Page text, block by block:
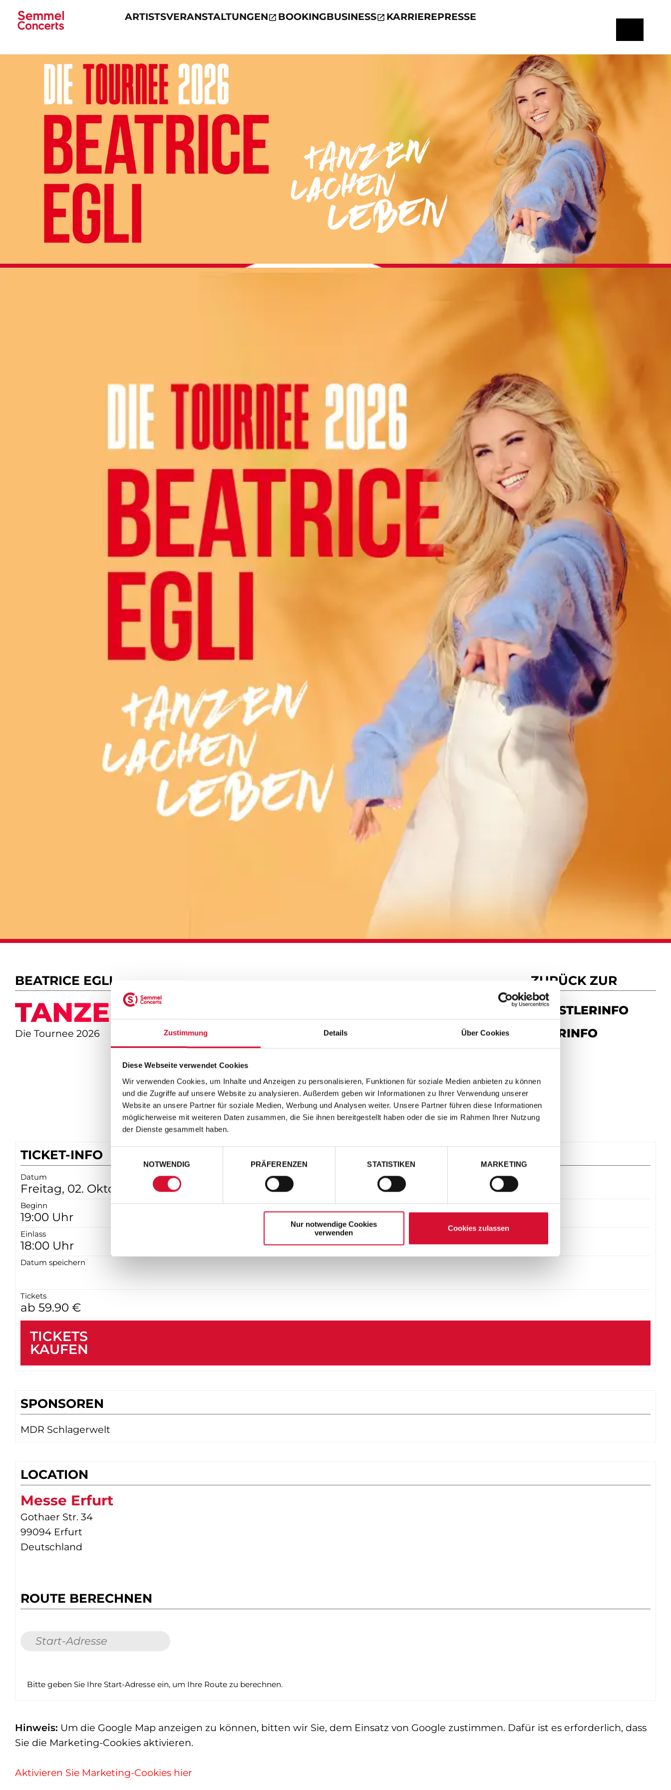
Zustimmung Details Über Cookies
Diese Webseite verwendet Cookies
Wir verwenden Cookies, um Inhalte und Anzeigen zu personalisieren, Funktionen für soziale Medien anbieten zu können
und die Zugriffe auf unsere Website zu analysieren. Außerdem geben wir Informationen zu Ihrer Verwendung unserer
Website an unsere Partner für soziale Medien, Werbung und Analysen weiter. Unsere Partner führen diese Informationen
möglicherweise mit weiteren Daten zusammen, die Sie ihnen bereitgestellt haben oder die sie im Rahmen Ihrer Nutzung
der Dienste gesammelt haben.
NOTWENDIG
PRÄFERENZEN STATISTIKEN MARKETING
Nur notwendige Cookies
verwenden
Cookies zulassen
ARTISTSVERANSTALTUNGEN BOOKINGBUSINESS KARRIEREPRESSE
BEATRICE EGLI
TANZEN - LACHEN - LEBEN
Die Tournee 2026
ZURÜCK ZUR
KÜNSTLERINFO
TOURINFO
TICKET-INFO
Datum
Freitag, 02. Oktober 2026
Beginn
19:00 Uhr
Einlass
18:00 Uhr
Datum speichern
Tickets
ab 59.90 €
TICKETS
KAUFEN
SPONSOREN
MDR Schlagerwelt
LOCATION
Messe Erfurt
Gothaer Str. 34
99094 Erfurt
Deutschland
ROUTE BERECHNEN
Bitte geben Sie Ihre Start-Adresse ein, um Ihre Route zu berechnen.
Hinweis: Um die Google Map anzeigen zu können, bitten wir Sie, dem Einsatz von Google zustimmen. Dafür ist es erforderlich, dass
Sie die Marketing-Cookies aktivieren.
Aktivieren Sie Marketing-Cookies hier